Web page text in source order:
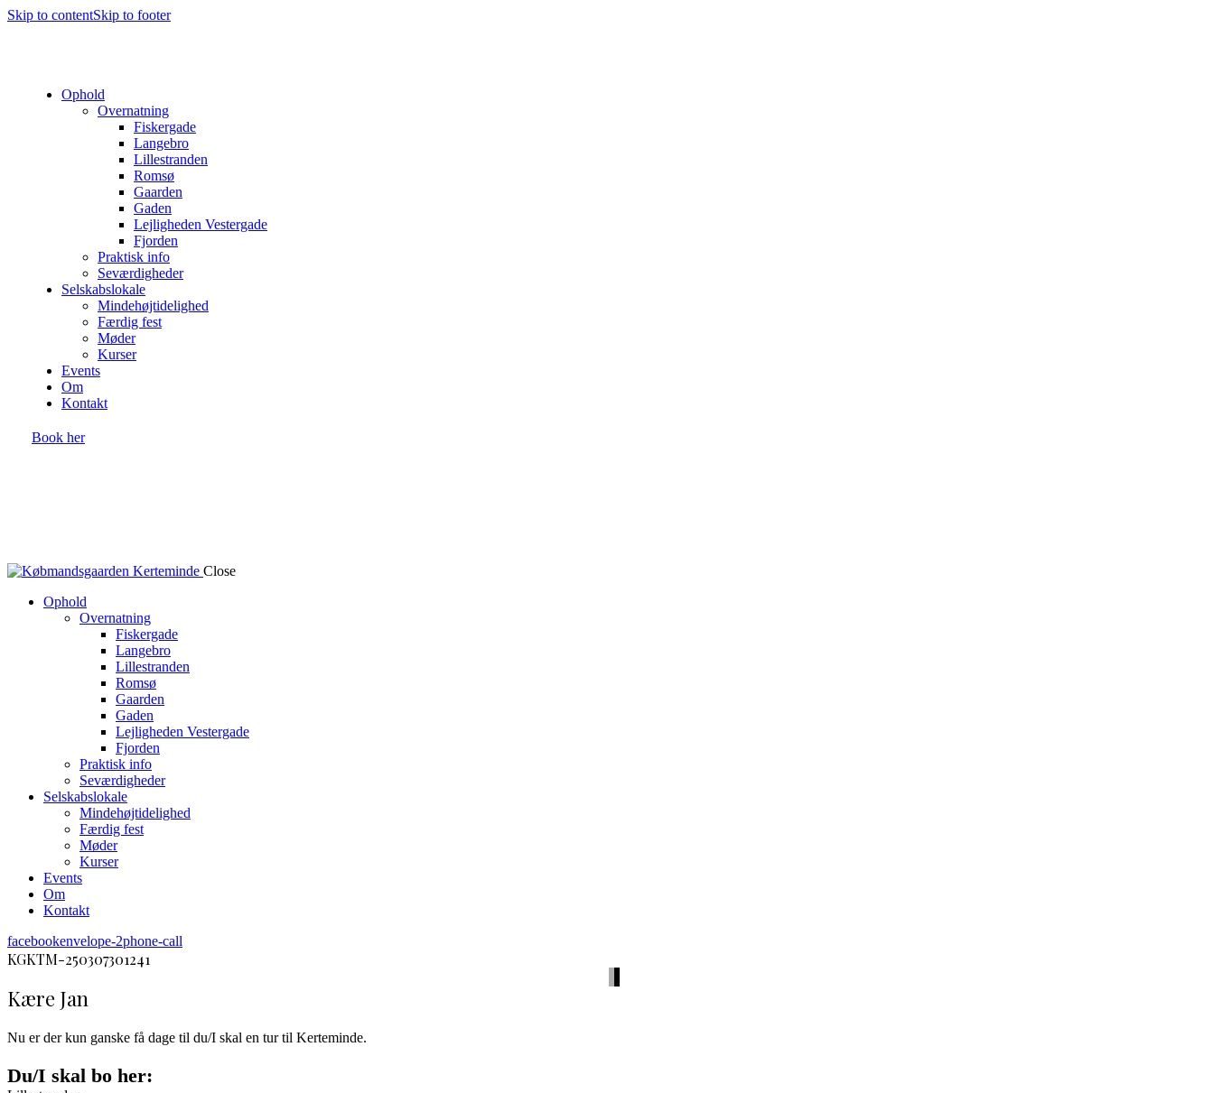
Skip to contentSkip to footer
Ophold
Overnatning
Fiskergade
Langebro
Lillestranden
Romsø
Gaarden
Gaden
Lejligheden Vestergade
Fjorden
Praktisk info
Seværdigheder
Selskabslokale
Mindehøjtidelighed
Færdig fest
Møder
Kurser
Events
Om
Kontakt
Book her
Close
Ophold
Overnatning
Fiskergade
Langebro
Lillestranden
Romsø
Gaarden
Gaden
Lejligheden Vestergade
Fjorden
Praktisk info
Seværdigheder
Selskabslokale
Mindehøjtidelighed
Færdig fest
Møder
Kurser
Events
Om
Kontakt
facebookenvelope-2phone-call
KGKTM-250307301241
Kære Jan
Nu er der kun ganske få dage til du/I skal en tur til Kerteminde.
Du/I skal bo her: